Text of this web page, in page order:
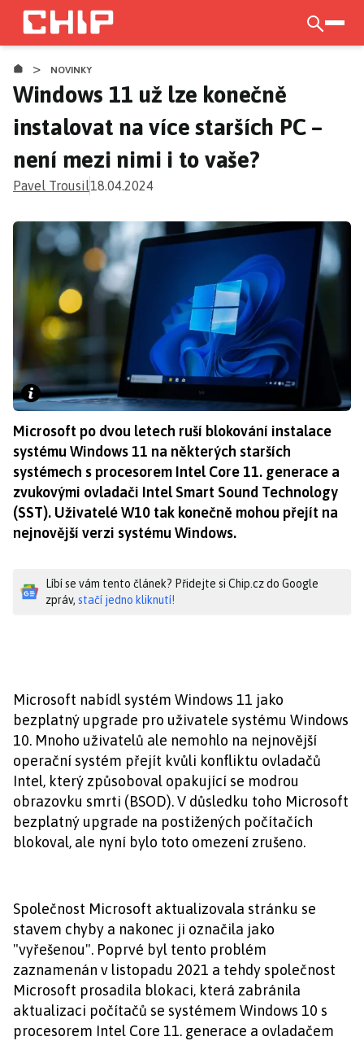
Přejít
hlavnímu
obsahu
> NOVINKY
Windows 11 už lze konečně
instalovat na více starších PC –
není mezi nimi i to vaše?
Pavel Trousil18.04.2024
Microsoft po dvou letech ruší blokování instalace
systému Windows 11 na některých starších
systémech s procesorem Intel Core 11. generace a
zvukovými ovladači Intel Smart Sound Technology
(SST). Uživatelé W10 tak konečně mohou přejít na
nejnovější verzi systému Windows.
Líbí se vám tento článek? Přidejte si Chip.cz do Google
zpráv, stačí jedno kliknutí!
Microsoft nabídl systém Windows 11 jako
bezplatný upgrade pro uživatele systému Windows
10. Mnoho uživatelů ale nemohlo na nejnovější
operační systém přejít kvůli konfliktu ovladačů
Intel, který způsoboval opakující se modrou
obrazovku smrti (BSOD). V důsledku toho Microsoft
bezplatný upgrade na postižených počítačích
blokoval, ale nyní bylo toto omezení zrušeno.
Společnost Microsoft aktualizovala stránku se
stavem chyby a nakonec ji označila jako
"vyřešenou". Poprvé byl tento problém
zaznamenán v listopadu 2021 a tehdy společnost
Microsoft prosadila blokaci, která zabránila
aktualizaci počítačů se systémem Windows 10 s
procesorem Intel Core 11. generace a ovladačem